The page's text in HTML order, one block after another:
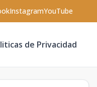
InstagramYouTube
de Privacidad